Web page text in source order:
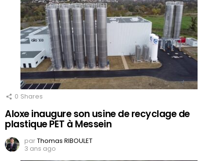
0 Shares
Aloxe inaugure son usine de recyclage de
plastique PET à Messein
parThomas RIBOULET
3 ans ago